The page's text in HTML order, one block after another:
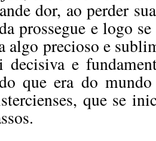
dor, ao perder
prossegue e logo
algo precioso e
decisiva e
que era do
que se